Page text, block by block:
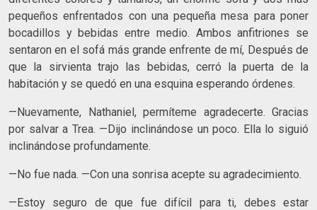
pequeños enfrentados con una pequeña mesa para poner
bocadillos y bebidas entre medio. Ambos anfitriones se
sentaron en el sofá más grande enfrente de mí, Después de
que la sirvienta trajo las bebidas, cerró la puerta de la
habitación y se quedó en una esquina esperando órdenes.
—Nuevamente, Nathaniel, permíteme agradecerte. Gracias
por salvar a Trea. —Dijo inclinándose un poco. Ella lo siguió
inclinándose profundamente.
—No fue nada. —Con una sonrisa acepte su agradecimiento.
—Estoy seguro de que fue difícil para ti, debes estar